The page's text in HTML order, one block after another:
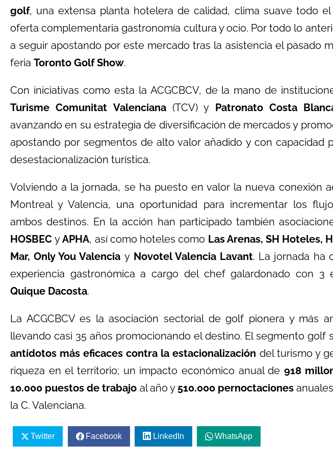
golf, una extensa planta hotelera de calidad, clima suave todo
oferta complementaria gastronomía cultura y ocio. Por todo lo
a seguir apostando por este mercado tras la asistencia el pasado
feria Toronto Golf Show.
Con iniciativas como esta la ACGCBCV, de la mano de
Turisme Comunitat Valenciana(TCV) y Patronato Costa
avanzando en su estrategia de diversificación de mercados y
apostando por segmentos de alto valor añadido y con capacidad
desestacionalización turística.
Volviendo a la jornada, se ha puesto en valor la nueva conexión
Montreal y Valencia, una oportunidad para incrementar los
ambos destinos. En la acción han participado también
HOSBECyAPHA, así como hoteles como Las Arenas, SH Hoteles,
Mar, Only You Valencia yNovotel Valencia Lavant. La jornada ha
experiencia gastronómica a cargo del chef galardonado con 3
Quique Dacosta.
La ACGCBCV es la asociación sectorial de golf pionera y más
llevando casi 35 años promocionando el destino. El segmento golf
antídotos más eficaces contra la estacionalización del turismo y
riqueza en el territorio; un impacto económico anual de 918
10.000 puestos de trabajo al año y 510.000 pernoctaciones
la C. Valenciana.
Twitter Facebook LinkedIn WhatsApp